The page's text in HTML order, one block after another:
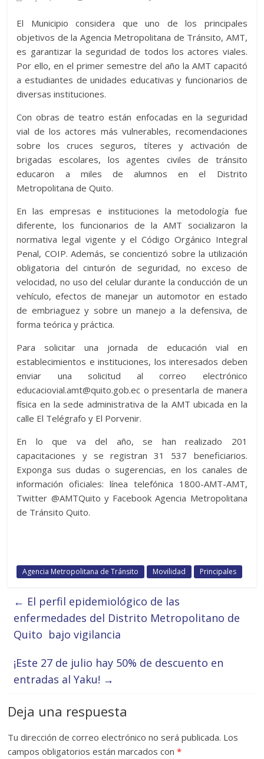
El Municipio considera que uno de los principales
objetivos de la Agencia Metropolitana de Tránsito, AMT,
es garantizar la seguridad de todos los actores viales.
Por ello, en el primer semestre del año la AMT capacitó
a estudiantes de unidades educativas y funcionarios de
diversas instituciones.
Con obras de teatro están enfocadas en la seguridad
vial de los actores más vulnerables, recomendaciones
sobre los cruces seguros, títeres y activación de
brigadas escolares, los agentes civiles de tránsito
educaron a miles de alumnos en el Distrito
Metropolitana de Quito.
En las empresas e instituciones la metodología fue
diferente, los funcionarios de la AMT socializaron la
normativa legal vigente y el Código Orgánico Integral
Penal, COIP. Además, se concientizó sobre la utilización
obligatoria del cinturón de seguridad, no exceso de
velocidad, no uso del celular durante la conducción de un
vehículo, efectos de manejar un automotor en estado
de embriaguez y sobre un manejo a la defensiva, de
forma teórica y práctica.
Para solicitar una jornada de educación vial en
establecimientos e instituciones, los interesados deben
enviar una solicitud al correo electrónico
educaciovial.amt@quito.gob.ec o presentarla de manera
física en la sede administrativa de la AMT ubicada en la
calle El Telégrafo y El Porvenir.
En lo que va del año, se han realizado 201
capacitaciones y se registran 31 537 beneficiarios.
Exponga sus dudas o sugerencias, en los canales de
información oficiales: línea telefónica 1800-AMT-AMT,
Twitter @AMTQuito y Facebook Agencia Metropolitana
de Tránsito Quito.
Agencia Metropolitana de Tránsito Movilidad Principales
← El perfil epidemiológico de las
enfermedades del Distrito Metropolitano de
Quito bajo vigilancia
¡Este 27 de julio hay 50% de descuento en
entradas al Yaku! →
Deja una respuesta
Tu dirección de correo electrónico no será publicada. Los
campos obligatorios están marcados con*